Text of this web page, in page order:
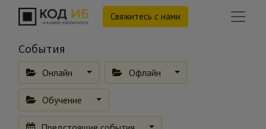
Свяжитесь с нами
События
Онлайн Офлайн
Обучение